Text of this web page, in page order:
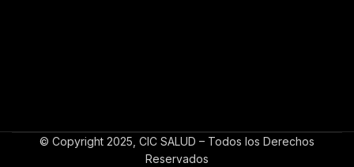
© Copyright 2025, CIC SALUD – Todos los Derechos
Reservados